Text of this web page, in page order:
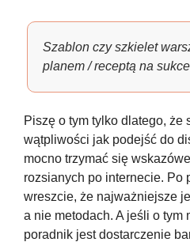
Szablon czy szkielet
planem / receptą na
Piszę o tym tylko dlatego, że
wątpliwości jak podejść do
mocno trzymać się
rozsianych po internecie. Po
wreszcie, że najważniejsze
a nie metodach. A jeśli o tym
poradnik jest dostarczenie